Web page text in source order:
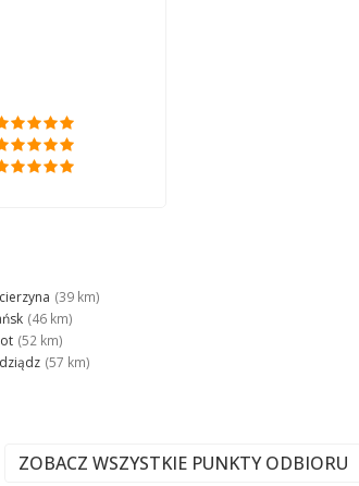
(39 km)
(46 km)
(52 km)
(57 km)
ZOBACZ WSZYSTKIE PUNKTY ODBIORU